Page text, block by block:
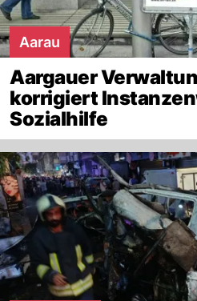
Aarau
Aargauer
korrigiert
Sozialhilfe